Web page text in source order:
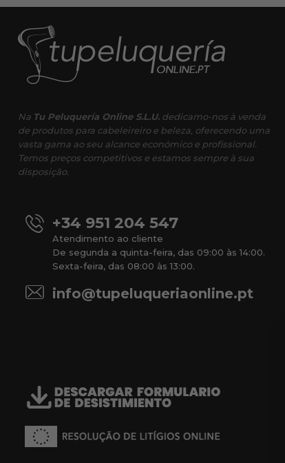
Na Tu Peluquería Online S.L.U.dedicamo-nos à venda
de produtos para cabeleireiro e beleza, oferecendo uma
vasta gama ao seu alcance económico e profissional.
Temos preços competitivos e estamos sempre à sua
disposição.
+34 951 204 547
Atendimento ao cliente
De segunda a quinta-feira, das 09:00 às 14:00.
Sexta-feira, das 08:00 às 13:00.
info@tupeluqueriaonline.pt